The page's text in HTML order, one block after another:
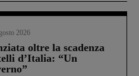
2026
oltre la scadenza
d’Italia: “Un